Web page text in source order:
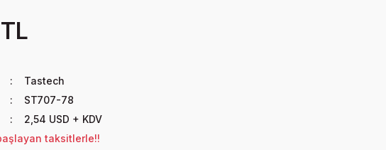
Tastech
ST707-78
2,54 USD + KDV
taksitlerle!!